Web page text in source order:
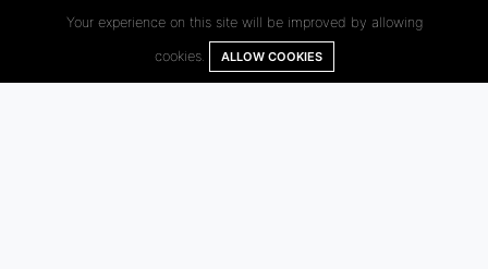
© Copyright 2020. Hutama Karya All Rights Reserved.
Your experience on this site will be improved by allowing
cookies. ALLOW COOKIES